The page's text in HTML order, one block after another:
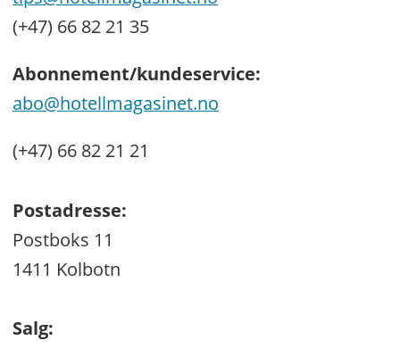
(+47) 66 82 21 35
Abonnement/kundeservice:
abo@hotellmagasinet.no
(+47) 66 82 21 21
Postadresse:
Postboks 11
1411 Kolbotn
Salg: